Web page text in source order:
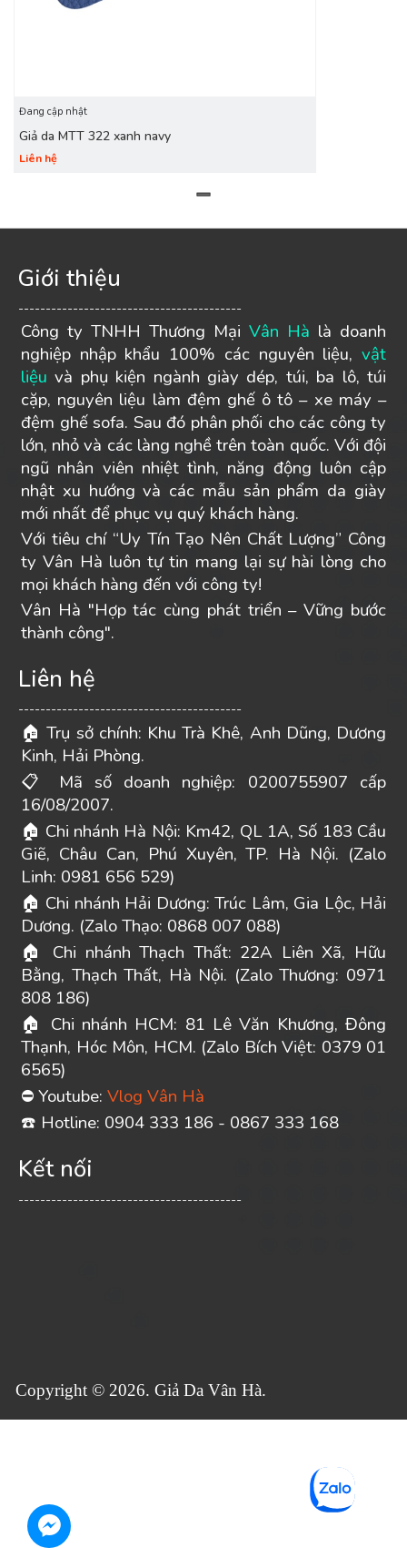
Đang cập nhật
Giả da MTT 322 xanh navy
Liên hệ
Giới thiệu
-----------------------------------------
Công ty TNHH Thương Mại Vân Hà là doanh
nghiệp nhập khẩu 100% các nguyên liệu, vật
liệu và phụ kiện ngành giày dép, túi, ba lô, túi
cặp, nguyên liệu làm đệm ghế ô tô – xe máy –
đệm ghế sofa. Sau đó phân phối cho các công ty
lớn, nhỏ và các làng nghề trên toàn quốc. Với đội
ngũ nhân viên nhiệt tình, năng động luôn cập
nhật xu hướng và các mẫu sản phẩm da giày
mới nhất để phục vụ quý khách hàng.
Với tiêu chí “Uy Tín Tạo Nên Chất Lượng” Công
ty Vân Hà luôn tự tin mang lại sự hài lòng cho
mọi khách hàng đến với công ty!
Vân Hà "Hợp tác cùng phát triển – Vững bước
thành công".
Liên hệ
-----------------------------------------
🏠 Trụ sở chính: Khu Trà Khê, Anh Dũng, Dương
Kinh, Hải Phòng.
📋
Mã số doanh nghiệp: 0200755907 cấp
16/08/2007.
🏠 Chi nhánh Hà Nội: Km42, QL 1A, Số 183 Cầu
Giẽ, Châu Can, Phú Xuyên, TP. Hà Nội. (Zalo
Linh: 0981 656 529)
🏠 Chi nhánh Hải Dương: Trúc Lâm, Gia Lộc, Hải
Dương. (Zalo Thạo: 0868 007 088)
🏠 Chi nhánh Thạch Thất: 22A Liên Xã, Hữu
Bằng, Thạch Thất, Hà Nội. (Zalo Thương: 0971
808 186)
🏠
Chi nhánh HCM: 81 Lê Văn Khương, Đông
Thạnh, Hóc Môn, HCM. (Zalo Bích Việt: 0379 01
6565)
⛔ Youtube: Vlog Vân Hà
☎ ️ Hotline: 0904 333 186 - 0867 333 168
Kết nối
-----------------------------------------
Copyright © 2026. Giả Da Vân Hà.